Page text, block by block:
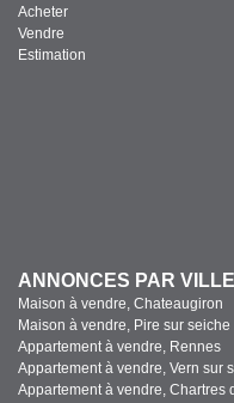
Acheter
Vendre
Estimation
ANNONCES PAR VILLE
Maison à vendre, Chateaugiron
Maison à vendre, Pire sur seiche
Appartement à vendre, Rennes
Appartement à vendre, Vern sur
Appartement à vendre, Chartres